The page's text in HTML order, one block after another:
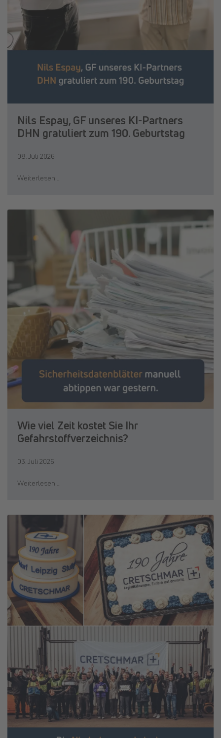
Nils Espay, GF unseres KI-Partners
DHN gratuliert zum 190. Geburtstag
08. Juli 2026
Weiterlesen …
Wie viel Zeit kostet Sie Ihr
Gefahrstoffverzeichnis?
03. Juli 2026
Weiterlesen …